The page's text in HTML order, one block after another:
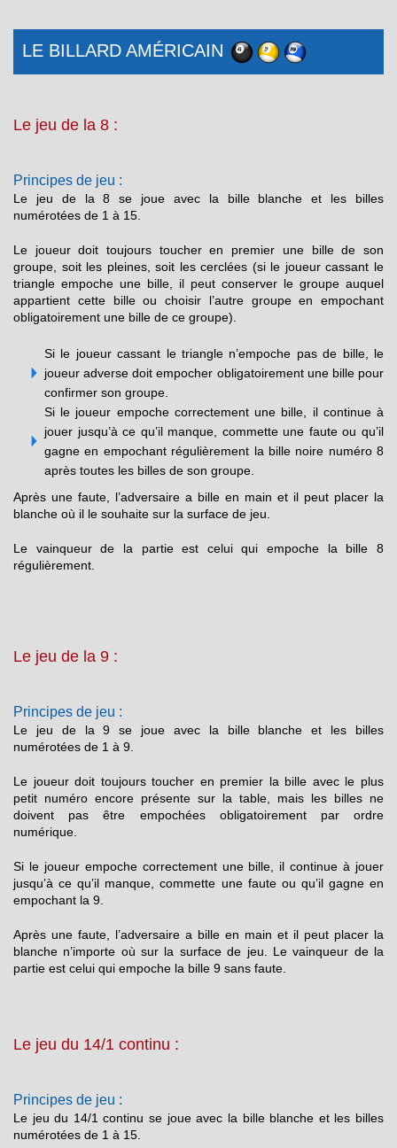
LE BILLARD AMÉRICAIN
Le jeu de la 8 :
Principes de jeu :
Le jeu de la 8 se joue avec la bille blanche et les billes
numérotées de 1 à 15.
Le joueur doit toujours toucher en premier une bille de son
groupe, soit les pleines, soit les cerclées (si le joueur cassant le
triangle empoche une bille, il peut conserver le groupe auquel
appartient cette bille ou choisir l’autre groupe en empochant
obligatoirement une bille de ce groupe).
Si le joueur cassant le triangle n’empoche pas de bille, le
joueur adverse doit empocher obligatoirement une bille pour
confirmer son groupe.
Si le joueur empoche correctement une bille, il continue à
jouer jusqu’à ce qu’il manque, commette une faute ou qu’il
gagne en empochant régulièrement la bille noire numéro 8
après toutes les billes de son groupe.
Après une faute, l’adversaire a bille en main et il peut placer la
blanche où il le souhaite sur la surface de jeu.
Le vainqueur de la partie est celui qui empoche la bille 8
régulièrement.
Le jeu de la 9 :
Principes de jeu :
Le jeu de la 9 se joue avec la bille blanche et les billes
numérotées de 1 à 9.
Le joueur doit toujours toucher en premier la bille avec le plus
petit numéro encore présente sur la table, mais les billes ne
doivent pas être empochées obligatoirement par ordre
numérique.
Si le joueur empoche correctement une bille, il continue à jouer
jusqu’à ce qu’il manque, commette une faute ou qu’il gagne en
empochant la 9.
Après une faute, l’adversaire a bille en main et il peut placer la
blanche n’importe où sur la surface de jeu. Le vainqueur de la
partie est celui qui empoche la bille 9 sans faute.
Le jeu du 14/1 continu :
Principes de jeu :
Le jeu du 14/1 continu se joue avec la bille blanche et les billes
numérotées de 1 à 15.